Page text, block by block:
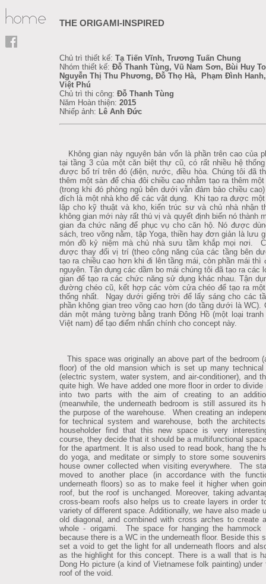
THE ORIGAMI-INSPIRED
Chủ trì thiết kế: Tạ Tiến Vĩnh, Trương Tuấn Chung
Nhóm thiết kế: Đỗ Thanh Tùng, Vũ Nam Sơn, Bùi Huy
Nguyễn Thị Thu Phương, Đỗ Thọ Hà, Phạm Đình
Việt Phú
Chủ trì thi công: Đỗ Thanh Tùng
Năm Hoàn thiện: 2015
Nhiếp ảnh: Lê Anh Đức
Không gian này nguyên bản vốn là phần trên cao của
tại tầng 3 của một căn biệt thự cũ, có rất nhiều hệ
được bố trí trên đó (điện, nước, điều hòa. Chúng tôi đã
thêm một sàn để chia đôi chiều cao nhằm tạo ra thêm một
(trong khi đó phòng ngủ bên dưới vẫn đảm bảo chiều
đích là một nhà kho để các vật dụng. Khi tạo ra được một
lập cho kỹ thuật và kho, kiến trúc sư và chủ nhà nhận
không gian mới này rất thú vị và quyết định biến nó thành
gian đa chức năng để phục vụ cho căn hộ. Nó được
sách, treo võng nằm, tập Yoga, thiền hay đơn giản là lưu
món đồ kỷ niệm mà chủ nhà sưu tầm khắp mọi nơi.
được thay đổi vị trí (theo công năng của các tầng bên
tạo ra chiều cao hơn khi đi lên tầng mái, còn phần mái
nguyên. Tận dụng các dầm bo mái chúng tôi đã tạo ra các
gian để tạo ra các chức năng sử dụng khác nhau. Tận
đường chéo cũ, kết hợp các vòm cửa chéo để tạo ra
thống nhất. Ngay dưới giếng trời để lấy sáng cho các
phần không gian treo võng cao hơn (do tầng dưới là WC).
dán một mảng tường bằng tranh Đông Hồ (một loại tranh
Việt nam) để tạo điểm nhấn chính cho concept này.
This space was originally an above part of the bedroom
floor) of the old mansion which is set up many technical
(electric system, water system, and air-conditioner), and
quite high. We have added one more floor in order to divide
into two parts with the aim of creating to an
(meanwhile, the underneath bedroom is still assured its
the purpose of the warehouse. When creating an
for technical system and warehouse, both the
householder find that this new space is very
course, they decide that it should be a multifunctional
for the apartment. It is also used to read book, hang the
do yoga, and meditate or simply to store some
house owner collected when visiting everywhere. The
moved to another place (in accordance with the
underneath floors) so as to make feel it higher when
roof, but the roof is unchanged. Moreover, taking
cross-beam roofs also helps us to create layers in order
variety of different space. Additionally, we have also made
old diagonal, and combined with cross arches to create
whole - origami. The space for hanging the hammock
because there is a WC in the underneath floor. Beside this
set a void to get the light for all underneath floors and
as the highlight for this concept. There is a wall that is
Dong Ho picture (a kind of Vietnamese folk painting) under
roof of the void.